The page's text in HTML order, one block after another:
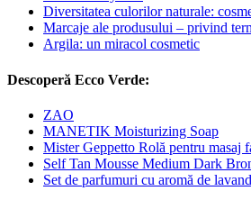
Diversitatea culorilor naturale:
Marcaje ale produsului – privind
Argila: un miracol cosmetic
Descoperă Ecco Verde:
ZAO
MANETIK Moisturizing Soap
Mister Geppetto Rolă pentru masaj
Self Tan Mousse Medium Dark
Set de parfumuri cu aromă de